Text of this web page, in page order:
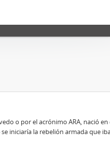
o por el acrónimo ARA, nació
iniciaría la rebelión armada que